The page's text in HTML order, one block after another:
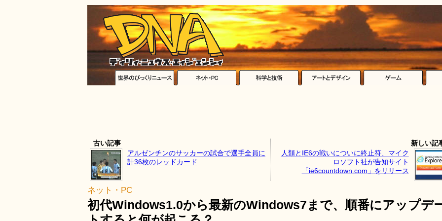
古い記事
アルゼンチンのサッカーの試合で選手全員に
計36枚のレッドカード
新しい記
人類とIE6の戦いについに終止符、マイク
ロソフト社が告知サイト
「ie6countdown.com」をリリース
ネット・PC
初代Windows1.0から最新のWindows7まで、順番にアップデ